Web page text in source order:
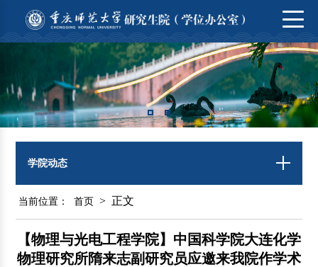
学院动态
当前位置： 首页 > 正文
【物理与光电工程学院】中国科学院大连化学
物理研究所隋来志副研究员应邀来我院作学术